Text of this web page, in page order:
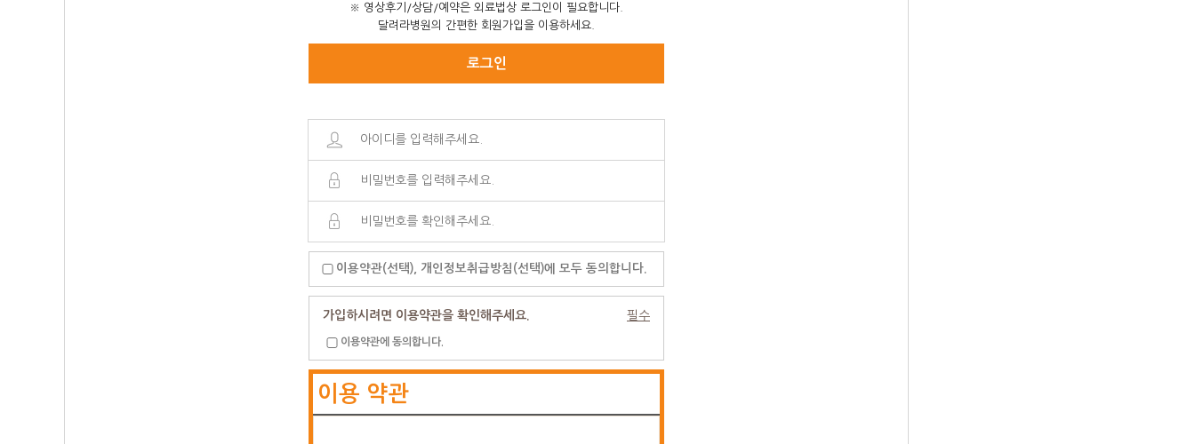
※ 영상후기/상담/예약은 외료법상 로그인이 필요합니다.
달려라병원의 간편한 회원가입을 이용하세요.
로그인
이용약관(선택), 개인정보취급방침(선택)에 모두 동의합니다.
필수
가입하시려면 이용약관을 확인해주세요.
이용약관에 동의합니다.
이용 약관